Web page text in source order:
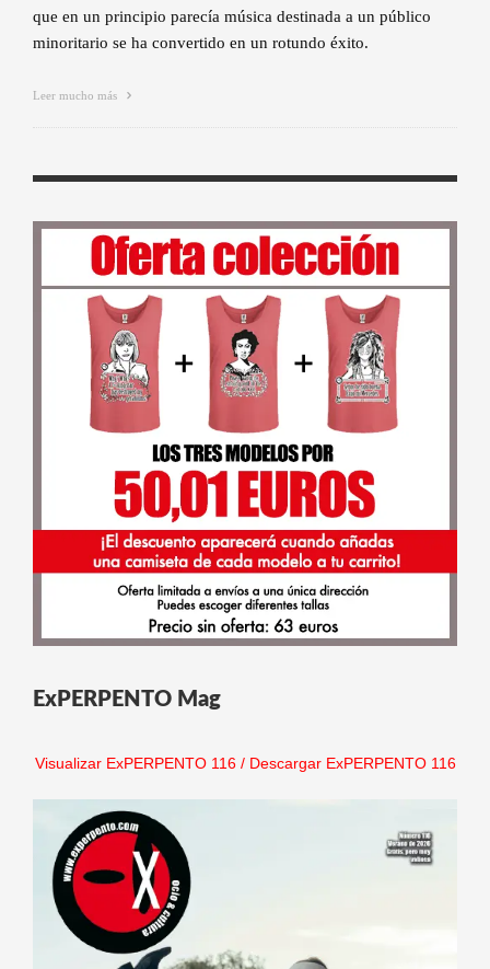
que en un principio parecía música destinada a un público
minoritario se ha convertido en un rotundo éxito.
Leer mucho más
ExPERPENTO Mag
Visualizar ExPERPENTO 116/ Descargar ExPERPENTO 116